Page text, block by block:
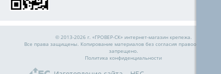
© 2013-2026 г. «ГРОВЕР-СК» интернет-магазин крепежа.
Все права защищены. Копирование материалов без согласия
запрещено.
Политика конфиденциальности